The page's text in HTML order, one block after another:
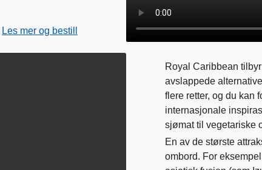
Les mer og bestill
Royal Caribbean
avslappede
flere retter, og du kan
internasjonale
sjømat til vegetariske
En av de største
ombord. For